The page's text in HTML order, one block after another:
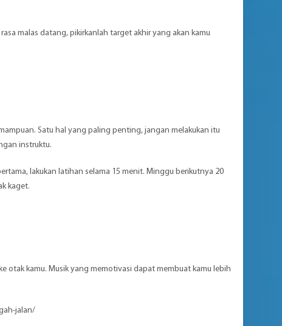
malas datang, pikirkanlah target akhir yang akan kamu
Satu hal yang paling penting, jangan melakukan itu
instruktu.
lakukan latihan selama 15 menit. Minggu berikutnya 20
kaget.
otak kamu. Musik yang memotivasi dapat membuat kamu lebih
jalan/